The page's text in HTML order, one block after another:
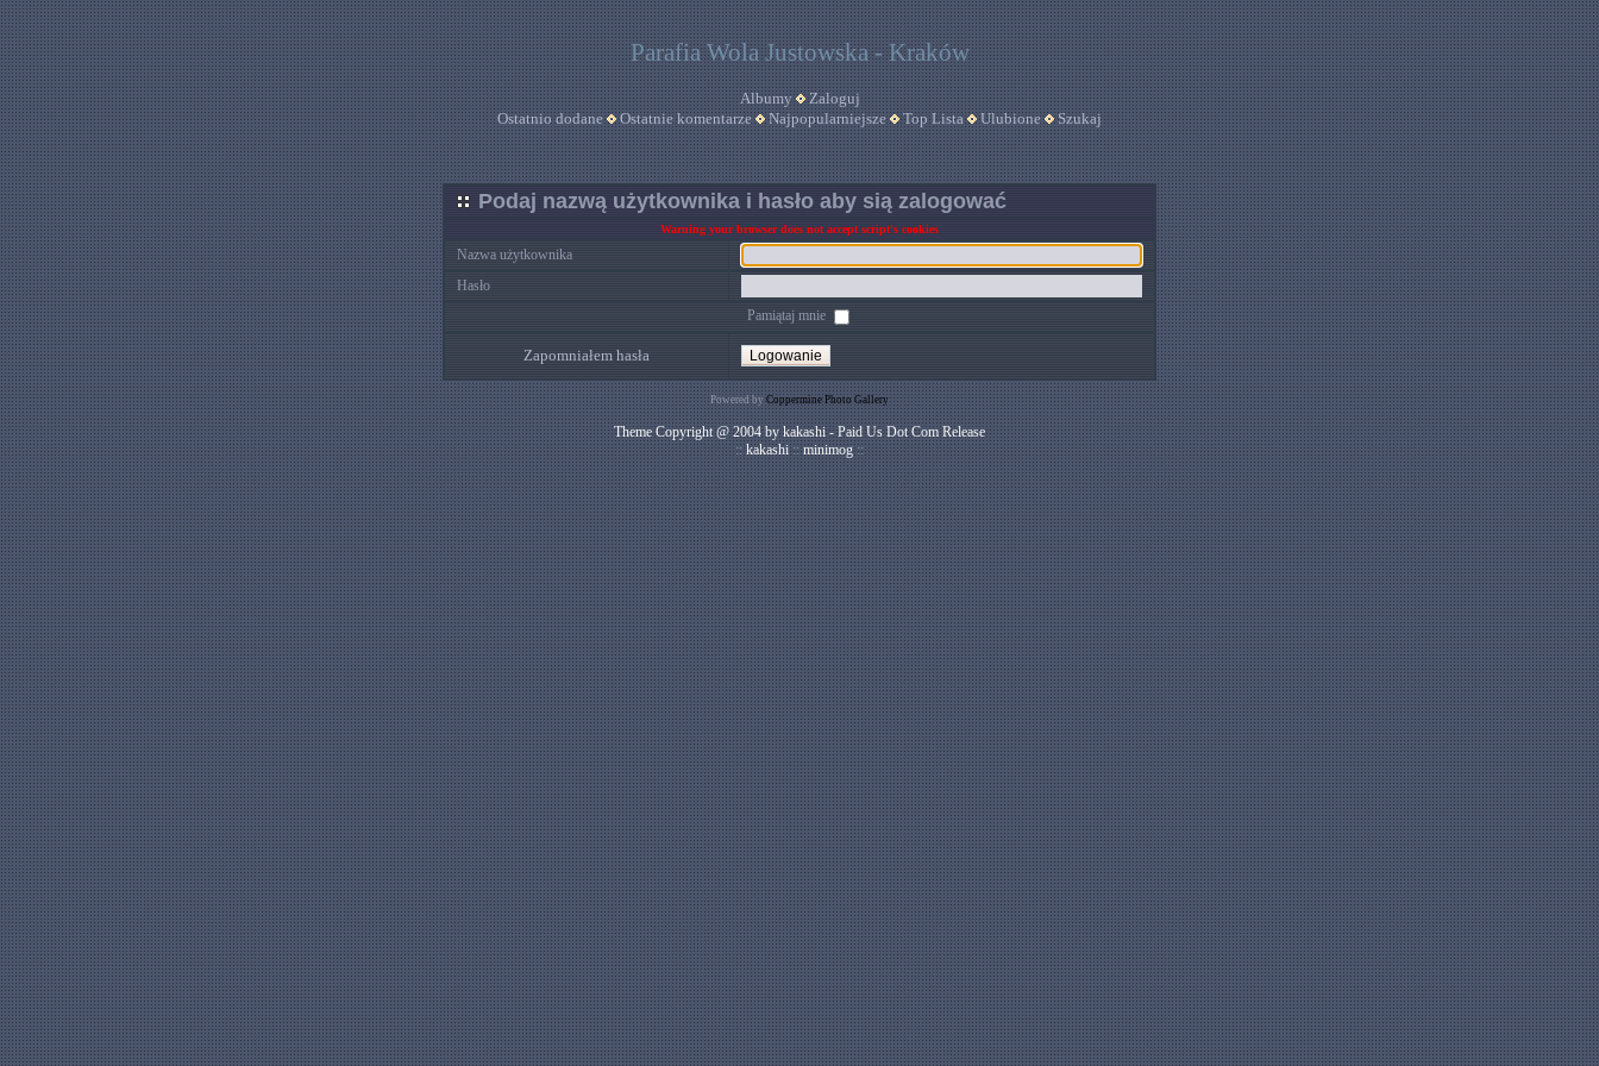
Parafia Wola Justowska - Kraków
Albumy
Zaloguj
Ostatnio dodane
Ostatnie komentarze Najpopularniejsze Top Lista Ulubione Szukaj
Podaj nazwą użytkownika i hasło aby sią zalogować
Warning your browser does not accept script's cookies
Nazwa użytkownika
Hasło
Pamiątaj mnie
Zapomniałem hasła
Powered byCoppermine Photo Gallery
Theme Copyright @ 2004 by kakashi - Paid Us Dot Com Release
::kakashi::minimog::